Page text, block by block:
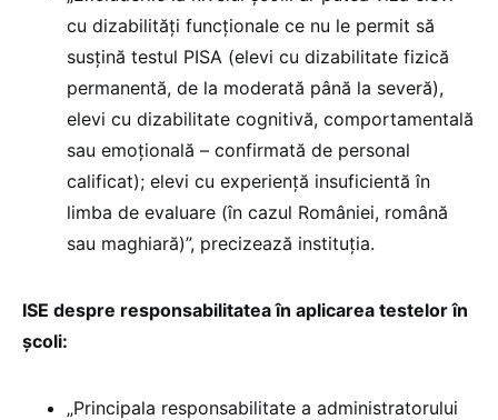
cu dizabilități funcționale ce nu le permit să
susțină testul PISA (elevi cu dizabilitate fizică
permanentă, de la moderată până la severă),
elevi cu dizabilitate cognitivă, comportamentală
sau emoțională – confirmată de personal
calificat); elevi cu experiență insuficientă în
limba de evaluare (în cazul României, română
sau maghiară)”, precizează instituția.
ISE despre responsabilitatea în aplicarea testelor în
școli:
„Principala responsabilitate a administratorului